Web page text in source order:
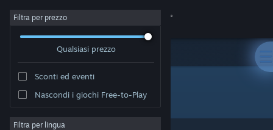
Accedi
Informazioni
Filtra per prezzo
Qualsiasi prezzo
Sconti ed eventi
Nascondi i giochi Free-to-Play
Filtra per lingua
Sviluppatore: Today's Games